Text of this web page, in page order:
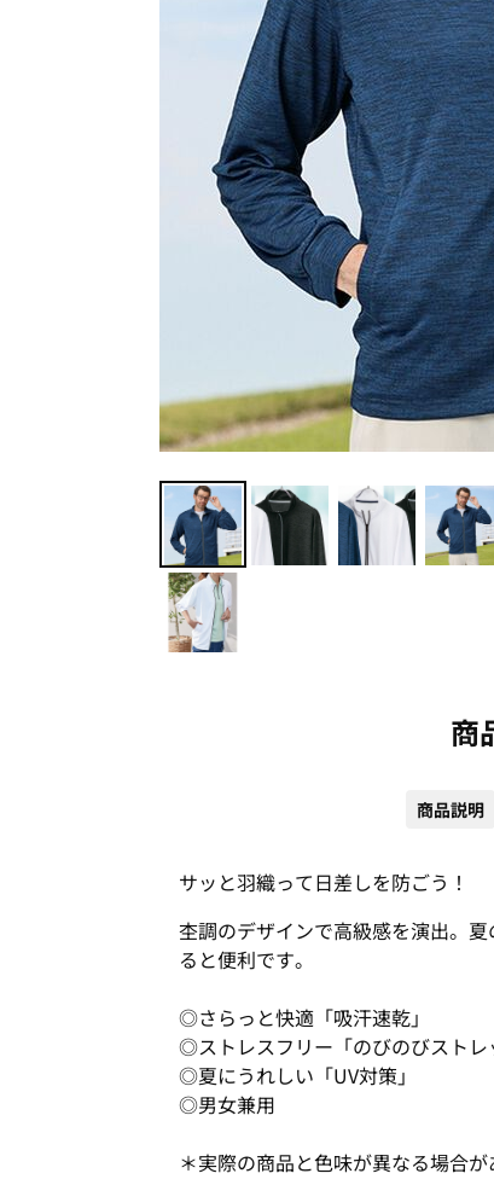
商
商品説明
サッと羽織って日差しを防ごう！
杢調のデザインで高級感を演出。
ると便利です。
◎さらっと快適「吸汗速乾」
◎ストレスフリー「のびのびストレ
◎夏にうれしい「UV対策」
◎男女兼用
＊実際の商品と色味が異なる場合が